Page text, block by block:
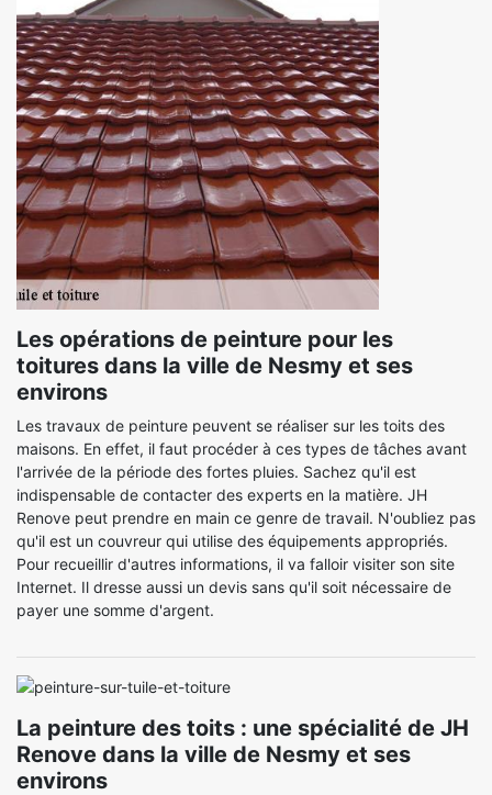
Les opérations de peinture pour les
toitures dans la ville de Nesmy et ses
environs
Les travaux de peinture peuvent se réaliser sur les toits des
maisons. En effet, il faut procéder à ces types de tâches avant
l'arrivée de la période des fortes pluies. Sachez qu'il est
indispensable de contacter des experts en la matière. JH
Renove peut prendre en main ce genre de travail. N'oubliez pas
qu'il est un couvreur qui utilise des équipements appropriés.
Pour recueillir d'autres informations, il va falloir visiter son site
Internet. Il dresse aussi un devis sans qu'il soit nécessaire de
payer une somme d'argent.
La peinture des toits : une spécialité de JH
Renove dans la ville de Nesmy et ses
environs